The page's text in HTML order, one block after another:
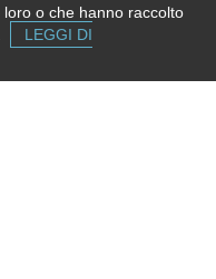
o che hanno raccolto
LEGGI DI